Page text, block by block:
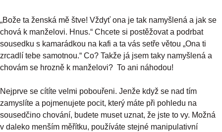
„Bože ta ženská mě štve! Vždyť ona je tak namyšlená a jak se
chová k manželovi. Hnus.“ Chcete si postěžovat a podrbat
sousedku s kamarádkou na kafi a ta vás setře větou „Ona ti
zrcadlí tebe samotnou.“ Co? Takže já jsem taky namyšlená a
chovám se hrozně k manželovi? To ani náhodou!
Nejprve se cítíte velmi pobouřeni. Jenže když se nad tím
zamyslíte a pojmenujete pocit, který máte při pohledu na
sousedčino chování, budete muset uznat, že jste to vy. Možná
v daleko menším měřítku, používáte stejné manipulativní